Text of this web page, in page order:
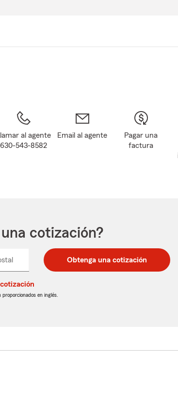
al agente
630-543-8582
Email al agente
Pagar una
factura
cotización?
postal
de
postal
de
Obtenga una cotización
en inglés.